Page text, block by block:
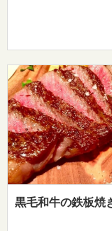
黒毛和牛の鉄板焼